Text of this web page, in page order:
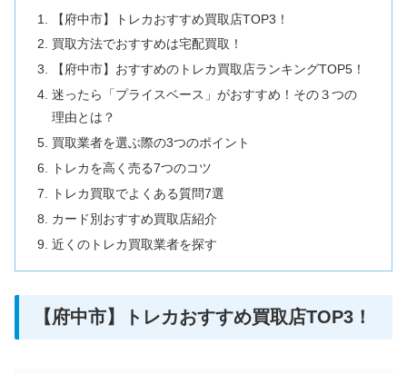
【府中市】トレカおすすめ買取店TOP3！
買取方法でおすすめは宅配買取！
【府中市】おすすめのトレカ買取店ランキングTOP5！
迷ったら「プライスベース」がおすすめ！その３つの
理由とは？
買取業者を選ぶ際の3つのポイント
トレカを高く売る7つのコツ
トレカ買取でよくある質問7選
カード別おすすめ買取店紹介
近くのトレカ買取業者を探す
【府中市】トレカおすすめ買取店TOP3！